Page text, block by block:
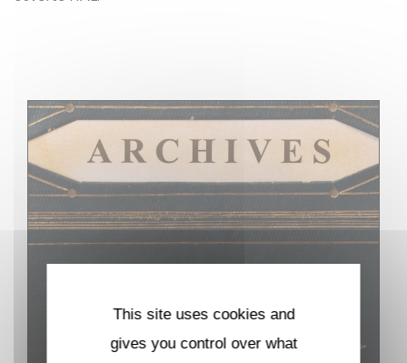
This site uses cookies and
gives you control over what